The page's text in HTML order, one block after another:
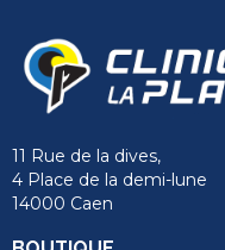
11 Rue de la dives,
4 Place de la demi-lune
14000 Caen